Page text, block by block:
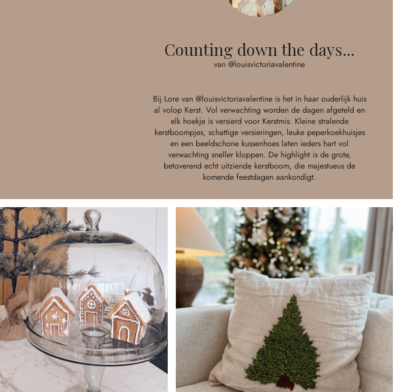
Counting down the days...
van @louisvictoriavalentine
Bij Lore van @louisvictoriavalentineis het in haar ouderlijk huis
al volop Kerst. Vol verwachting worden de dagen afgeteld en
elk hoekje is versierd voor Kerstmis. Kleine stralende
kerstboompjes, schattige versieringen, leuke peperkoekhuisjes
en een beeldschone kussenhoes laten ieders hart vol
verwachting sneller kloppen. De highlight is de grote,
betoverend echt uitziende kerstboom, die majestueus de
komende feestdagen aankondigt.